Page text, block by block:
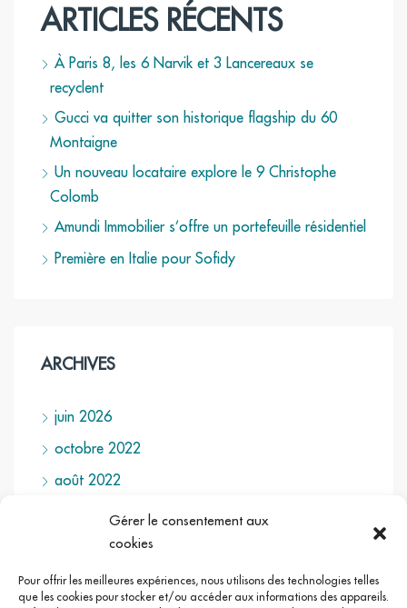
Gérer le consentement aux
cookies
Pour offrir les meilleures expériences, nous utilisons des technologies telles
que les cookies pour stocker et/ou accéder aux informations des appareils.
ARTICLES RÉCENTS
À Paris 8, les 6 Narvik et 3 Lancereaux se
recyclent
Gucci va quitter son historique flagship du 60
Montaigne
Un nouveau locataire explore le 9 Christophe
Colomb
Amundi Immobilier s’offre un portefeuille résidentiel
Première en Italie pour Sofidy
ARCHIVES
juin 2026
octobre 2022
août 2022
juillet 2022